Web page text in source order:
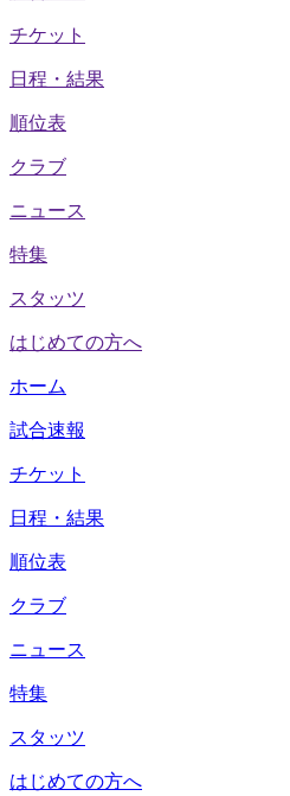
チケット
日程・結果
順位表
クラブ
ニュース
特集
スタッツ
はじめての方へ
ホーム
試合速報
チケット
日程・結果
順位表
クラブ
ニュース
特集
スタッツ
はじめての方へ